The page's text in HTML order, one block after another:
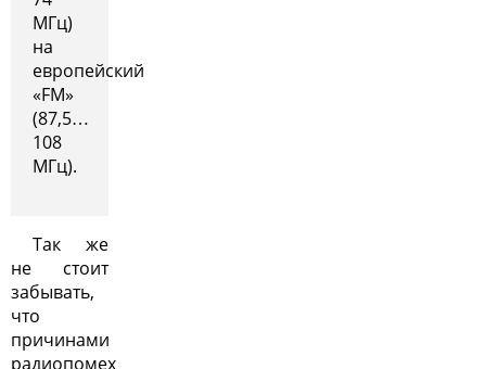
МГц)
на
европейский
«FM»
(87,5…
108
МГц).
Так же
не стоит
забывать,
что
причинами
радиопомех